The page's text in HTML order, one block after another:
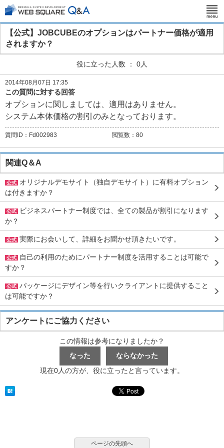
【公式】JOBCUBEのオプションはパートナー価格が適用
されますか？
役に立った人数 ： 0人
2014年08月07日 17:35
この質問に対する回答
オプションに関しましては、適用はありません。
システム本体価格の割引のみとなっております。
質問ID： Fd002983 閲覧数： 80
関連Q＆A
公式
オリジナルデモサイト（独自デモサイト）に有料オプション
は付きますか？
公式
ビジネスパートナー制度では、全ての製品が割引になります
か？
公式 実際にお会いして、詳細をお聞かせ頂きたいです。
公式
自己の利用のためにパートナー制度を活用することは可能で
すか？
公式 パッケージにデザイン等を行いクライアントに提供すること
は可能ですか？
アンケートにご協力ください
この情報は参考になりましたか？
現在0人の方が、役に立ったと言っています。
ページの先頭へ